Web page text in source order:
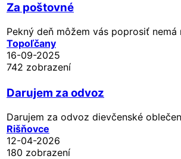
Za poštovné
Pekný deň môžem vás poprosiť
Topoľčany
16-09-2025
742 zobrazení
Darujem za odvoz
Darujem za odvoz dievčenské
Rišňovce
12-04-2026
180 zobrazení